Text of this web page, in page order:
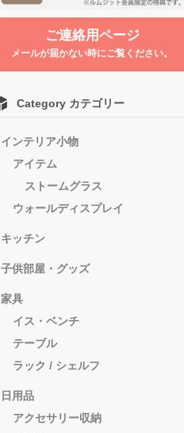
ご連絡用ページ
メールが届かない時にご覧ください。
Category カテゴリー
インテリア小物
アイテム
ストームグラス
ウォールディスプレイ
キッチン
子供部屋・グッズ
家具
イス・ベンチ
テーブル
ラック / シェルフ
日用品
アクセサリー収納